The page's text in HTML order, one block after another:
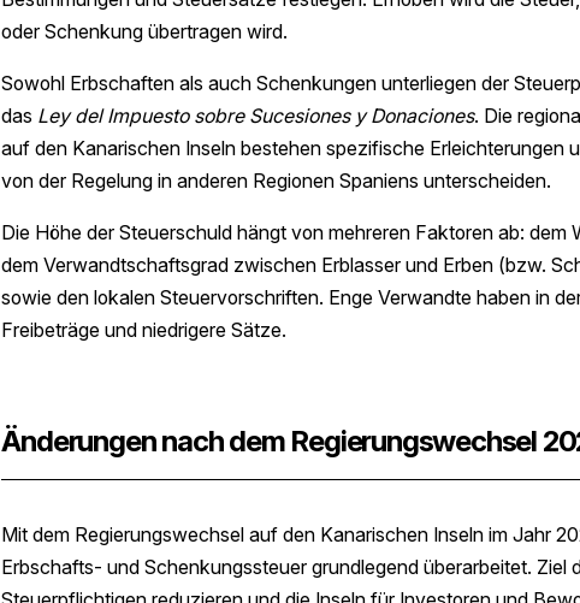
oder Schenkung übertragen wird.
Sowohl Erbschaften als auch Schenkungen unterliegen der
das Ley del Impuesto sobre Sucesiones y Donaciones. Die
auf den Kanarischen Inseln bestehen spezifische Erleichterungen
von der Regelung in anderen Regionen Spaniens unterscheiden.
Die Höhe der Steuerschuld hängt von mehreren Faktoren ab: dem
dem Verwandtschaftsgrad zwischen Erblasser und Erben (bzw.
sowie den lokalen Steuervorschriften. Enge Verwandte haben in
Freibeträge und niedrigere Sätze.
Änderungen nach dem Regierungswechsel
Mit dem Regierungswechsel auf den Kanarischen Inseln im Jahr
Erbschafts- und Schenkungssteuer grundlegend überarbeitet. Ziel